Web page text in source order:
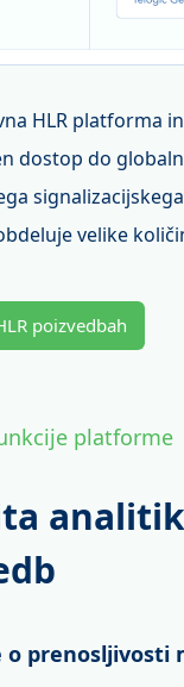
HLR platforma
dostop do
velike
poizvedbah
platforme
o prenosljivosti